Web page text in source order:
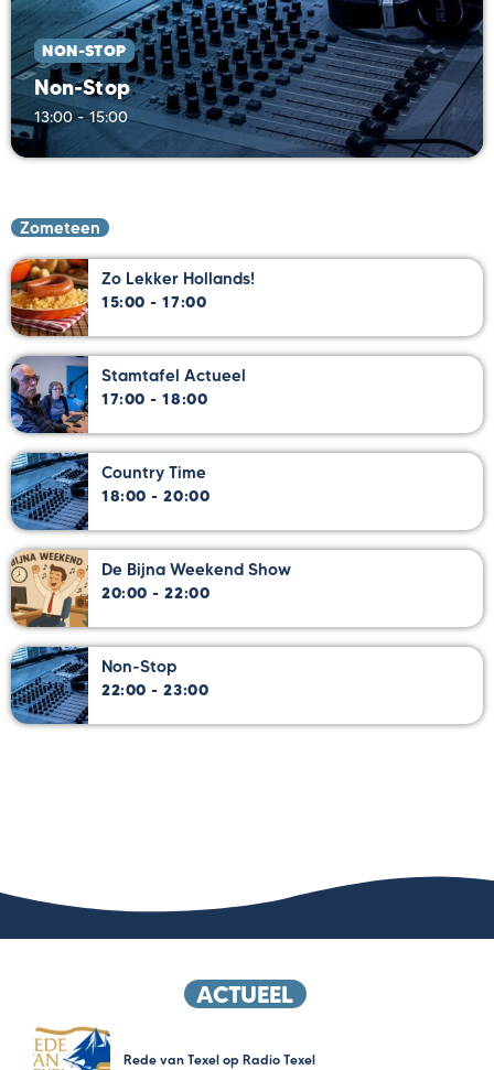
NON-STOP
Non-Stop
13:00 - 15:00
Zometeen
Zo Lekker Hollands!
15:00 - 17:00
Stamtafel Actueel
17:00 - 18:00
Country Time
18:00 - 20:00
De Bijna Weekend Show
20:00 - 22:00
Non-Stop
22:00 - 23:00
ACTUEEL
Rede van Texel op Radio Texel